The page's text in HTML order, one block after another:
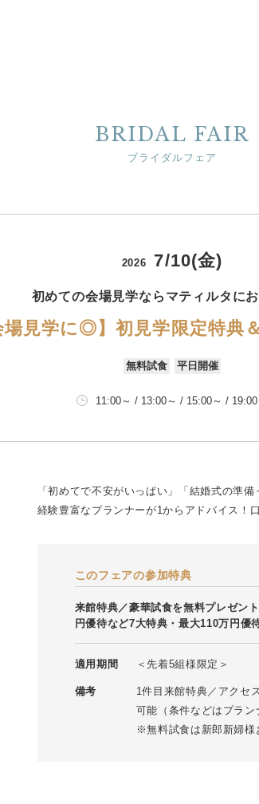
BRIDAL FAIR
ブライダルフェア
2026 7/10(金)
初めての会場見学ならマティルタにお
場見学に◎】初見学限定特典
無料試食 平日開催
11:00～ / 13:00～ / 15:00～ / 19:00
「初めてで不安がいっぱい」「結婚式の準
経験豊富なプランナーが1からアドバイス！
このフェアの参加特典
来館特典／豪華試食を無料プレゼン
円優待など7大特典・最大110万円優
適用期間 ＜先着5組様限定＞
備考
1件目来館特典／アクセ
可能（条件などはプラン
※無料試食は新郎新婦様